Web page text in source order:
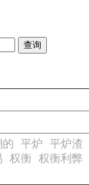
的 平炉 平炉渣
权衡 权衡利弊